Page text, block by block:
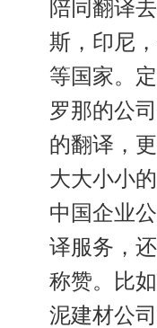
陪同翻译
斯，印尼
等国家。
罗那的公
的翻译，
大大小小
中国企业
译服务，
称赞。比
泥建材公